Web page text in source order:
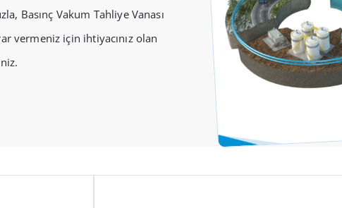
Basınç Vakum Tahliye Vanası
vermeniz için ihtiyacınız olan